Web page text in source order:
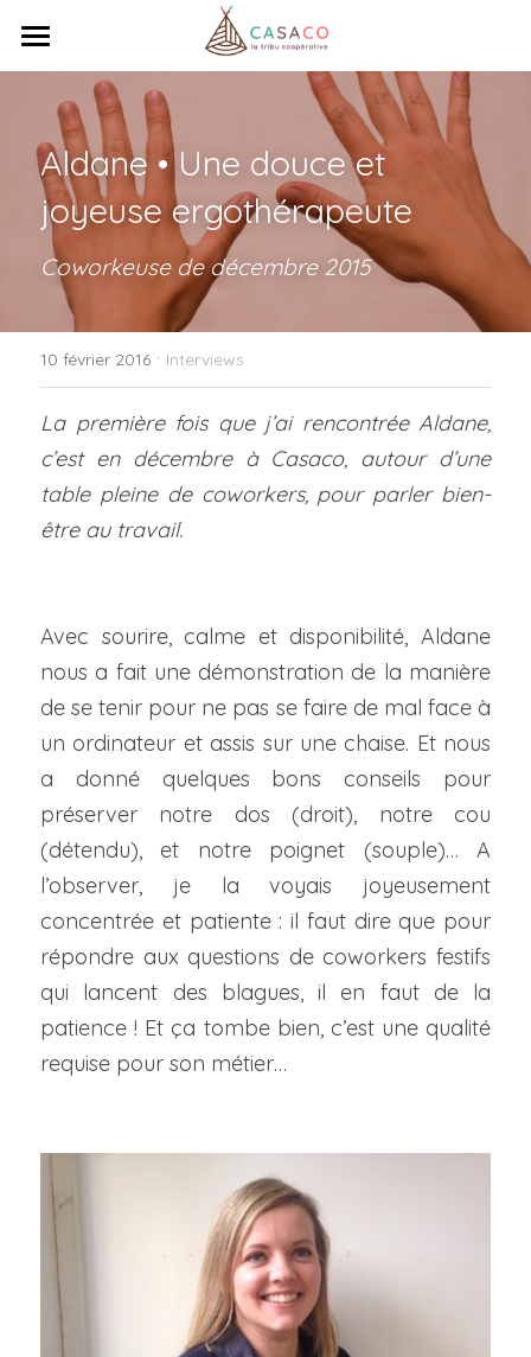
Accueil
Venez travailler
Réunissez-vous
Qui sommes-nous ?
Coopérative
Tribu
Ça bouge !
Actualités
Animations
Contact
Totem
Rechercher
Aldane • Une douce et
joyeuse ergothérapeute
Coworkeuse de décembre 2015
10 février 2016 · Interviews
La première fois que j’ai rencontrée Aldane,
c’est en décembre à Casaco, autour d’une
table pleine de coworkers, pour parler bien-
être au travail.
Avec sourire, calme et disponibilité, Aldane
nous a fait une démonstration de la manière
de se tenir pour ne pas se faire de mal face à
un ordinateur et assis sur une chaise. Et nous
a donné quelques bons conseils pour
préserver notre dos (droit), notre cou
(détendu), et notre poignet (souple)… A
l’observer, je la voyais joyeusement
concentrée et patiente : il faut dire que pour
répondre aux questions de coworkers festifs
qui lancent des blagues, il en faut de la
patience ! Et ça tombe bien, c’est une qualité
requise pour son métier…
LES CATÉGORIES DE LA BOUTIQUE
Toutes les catégories